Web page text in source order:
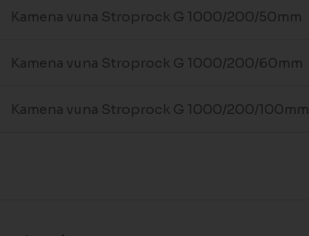
Kamena vuna Stroprock G 1000/200/50mm
Kamena vuna Stroprock G 1000/200/60mm
Kamena vuna Stroprock G 1000/200/100mm